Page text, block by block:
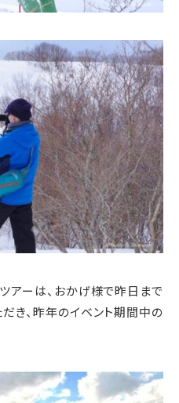
アーは、おかげ様で昨日まで
き、昨年のイベント期間中の